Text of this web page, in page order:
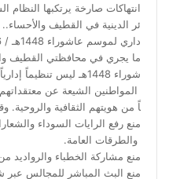
انتهاكات صارخة يرتكبها النظام
ئر الدينية في القطيف
ما يجري في محافظتي القطيف
شوراء 1448هـ ليس
المواطنين الشيعة عن
اً من هويتهم الثقافية
منع رفع الرايات السوداء
والطرقات العامة.
منع مشاركة الخطباء والرواديد
منع البث المباشر للمجالس عبر